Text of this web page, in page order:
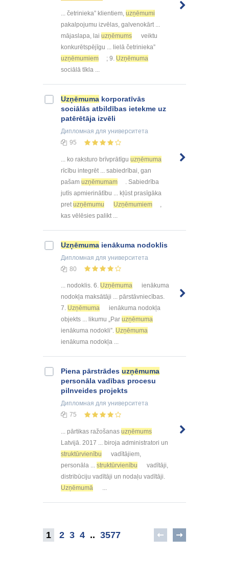
... četrinieka” klientiem, uzņēmumi
pakalpojumu izvēlas, galvenokārt ...
mājaslapa, lai uzņēmums
veiktu
konkurētspējīgu ... lielā četrinieka”
uzņēmumiem
; 9. Uzņēmuma
sociālā tīkla ...
Uzņēmuma korporatīvās
sociālās atbildības ietekme uz
patērētāja izvēli
Дипломная для университета
95
... ko raksturo brīvprātīgu uzņēmuma
rīcību integrēt ... sabiedrībai, gan
pašam uzņēmumam
. Sabiedrība
jutīs apmierinātību ... kļūst prasīgāka
pret uzņēmumu Uzņēmumiem
kas vēlēsies palikt ...
Uzņēmuma ienākuma nodoklis
Дипломная для университета
80
... nodoklis. 6. Uzņēmuma
ienākuma
nodokļa maksātāji ... pārstāvniecības.
7. Uzņēmuma
ienākuma nodokļa
objekts ... likumu „Par uzņēmuma
ienākuma nodokli”. Uzņēmuma
ienākuma nodokļa ...
Piena pārstrādes uzņēmuma
personāla vadības procesu
pilnveides projekts
Дипломная для университета
75
... pārtikas ražošanas uzņēmums
Latvijā. 2017 ... biroja administratori un
struktūrvienību
vadītājiem,
personāla ... struktūrvienību
vadītāji,
distribūciju vadītāji un nodaļu vadītāji.
Uzņēmumā
...
1 2 3 4 .. 3577